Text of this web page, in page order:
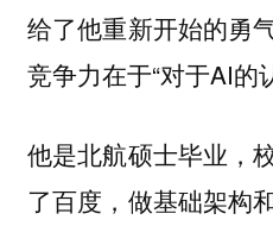
给了他重新开始的勇
竞争力在于“对于AI的
他是北航硕士毕业，
了百度，做基础架构